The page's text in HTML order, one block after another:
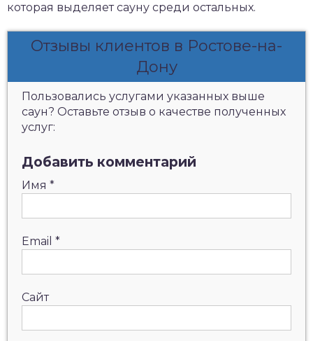
которая выделяет сауну среди остальных.
Отзывы клиентов в Ростове-на-
Дону
Пользовались услугами указанных выше
саун? Оставьте отзыв о качестве полученных
услуг:
Добавить комментарий
Имя *
Email *
Сайт